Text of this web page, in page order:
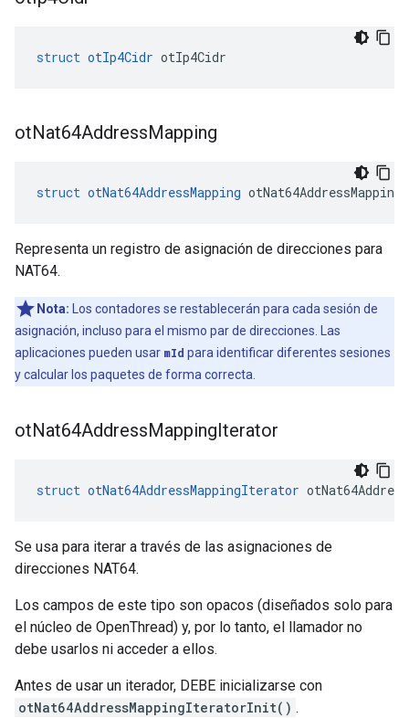
struct otIp4Cidr otIp4Cidr
otNat64AddressMapping
struct otNat64AddressMapping otNat64AddressMapping
Representa un registro de asignación de direcciones para
NAT64.
Nota: Los contadores se restablecerán para cada sesión de
asignación, incluso para el mismo par de direcciones. Las
aplicaciones pueden usar mId para identificar diferentes sesiones
y calcular los paquetes de forma correcta.
otNat64AddressMappingIterator
struct otNat64AddressMappingIterator
Se usa para iterar a través de las asignaciones de
direcciones NAT64.
Los campos de este tipo son opacos (diseñados solo para
el núcleo de OpenThread) y, por lo tanto, el llamador no
debe usarlos ni acceder a ellos.
Antes de usar un iterador, DEBE inicializarse con
otNat64AddressMappingIteratorInit() .